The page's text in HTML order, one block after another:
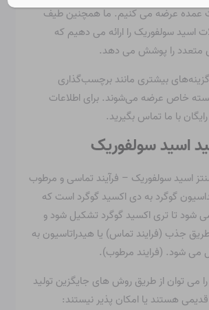
عمده عرضه می کنیم. ما همچنین طیف
اسید سولفوریک را ارائه می دهیم که
متعدد را پوشش می دهد.
بیشتری مانند برچسب‌گذاری
خاص عرضه می‌شوند. برای اطلاعات
با ما تماس بگیرید.
اسید سولفوریک
اسید سولفوریک – فرآیند تماسی و مرطوب
گوگرد به دی اکسید گوگرد است که
شود تا تری اکسید گوگرد تشکیل شود و
جذب (فرایند تماس) یا هیدراتاسیون به
می شود. (فرایند مرطوب).
می توان از طریق روش های جایگزین تولید
هستند یا امکان پذیر نیستند: